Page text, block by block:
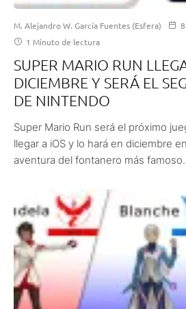
M. Alejandro W. García Fuentes (Esfera)
1 Minuto de lectura
SUPER MARIO RUN
DICIEMBRE Y SERÁ EL
DE NINTENDO
Super Mario Run será el próximo
llegar a iOS y lo hará en diciembre
aventura del fontanero más famoso.